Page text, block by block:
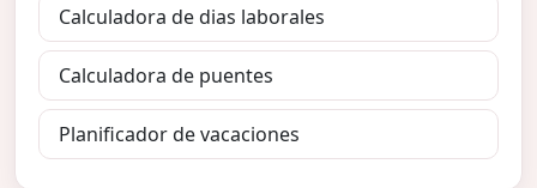
Calculadora de dias laborales
Calculadora de puentes
Planificador de vacaciones